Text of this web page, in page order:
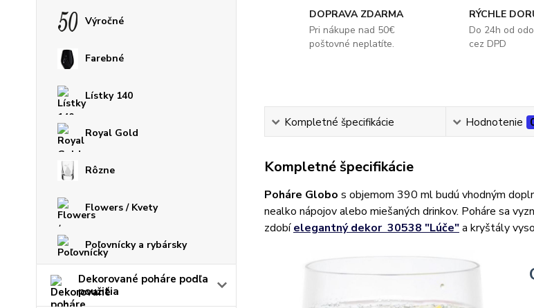
Výročné
Farebné
Lístky 140
Royal Gold
Rôzne
Flowers / Kvety
Poľovnícky a rybársky
Dekorované poháre podľa
použitia
DOPRAVA ZDARMA
Pri nákupe nad 50€
poštovné neplatíte.
RÝCHLE
Do 24h od
cez DPD
Kompletné špecifikácie Hodnotenie
Kompletné špecifikácie
Poháre Globo s objemom 390 ml budú vhodným
nealko nápojov alebo miešaných drinkov. Poháre sa
zdobíelegantný dekor 30538 "Lúče"a kryštály